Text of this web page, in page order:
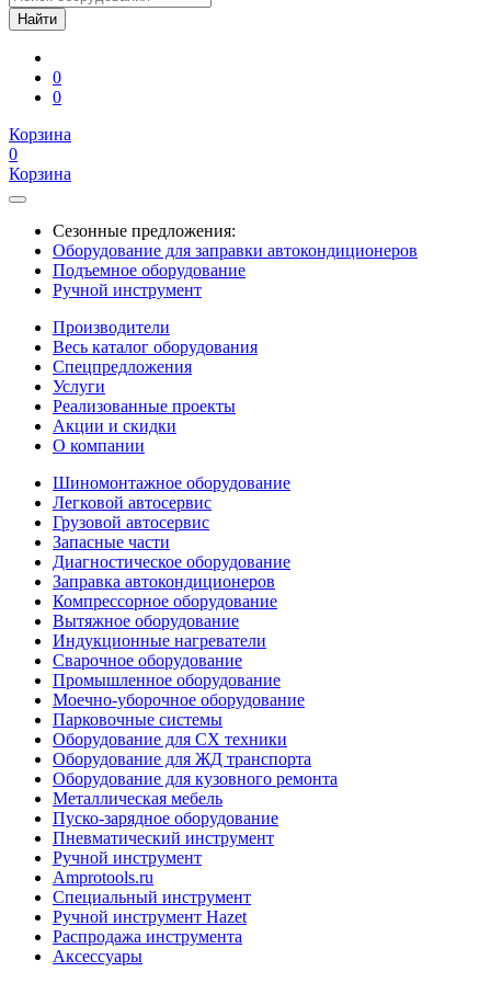
0
0
Корзина
0
Корзина
Сезонные предложения:
Оборудование для заправки автокондиционеров
Подъемное оборудование
Ручной инструмент
Производители
Весь каталог оборудования
Спецпредложения
Услуги
Реализованные проекты
Акции и скидки
О компании
Шиномонтажное оборудование
Легковой автосервис
Грузовой автосервис
Запасные части
Диагностическое оборудование
Заправка автокондиционеров
Компрессорное оборудование
Вытяжное оборудование
Индукционные нагреватели
Сварочное оборудование
Промышленное оборудование
Моечно-уборочное оборудование
Парковочные системы
Оборудование для СХ техники
Оборудование для ЖД транспорта
Оборудование для кузовного ремонта
Металлическая мебель
Пуско-зарядное оборудование
Пневматический инструмент
Ручной инструмент
Amprotools.ru
Специальный инструмент
Ручной инструмент Hazet
Распродажа инструмента
Аксессуары